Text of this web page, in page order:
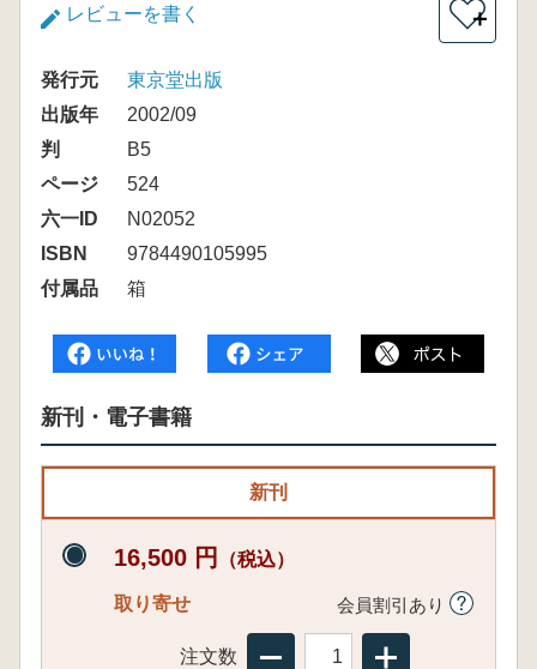
レビューを書く ＋
発行元
東京堂出版
出版年
2002/09
判
B5
ページ
524
六一ID
N02052
ISBN
9784490105995
付属品
箱
新刊・電子書籍
新刊
16,500 円 （税込）
取り寄せ 会員割引あり
注文数